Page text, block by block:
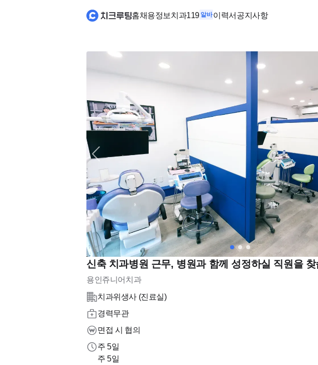
홈채용정보 치과119 알바이력서 공지사항
신축 치과병원 근무, 병원과 함께 성정하실 직원을 찾
용인쥬니어치과
치과위생사 (진료실)
경력무관
면접 시 협의
주 5일
주 5일